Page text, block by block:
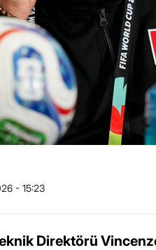
- 15:23
Direktörü